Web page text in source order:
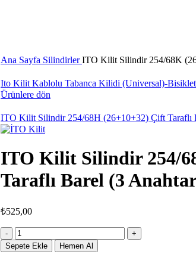
Ana Sayfa SilindirlerITO Kilit Silindir 254/68K
Ito Kilit Kablolu Tabanca Kilidi (Universal)-
Ürünlere dön
ITO Kilit Silindir 254/68H (26+10+32) Çift
ITO Kilit Silindir 254/
Taraflı Barel (3
₺525,00
Sepete Ekle Hemen Al